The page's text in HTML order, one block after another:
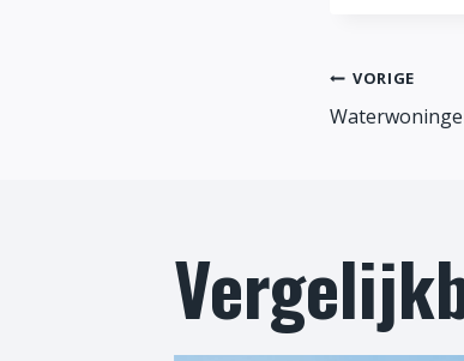
VORIGE